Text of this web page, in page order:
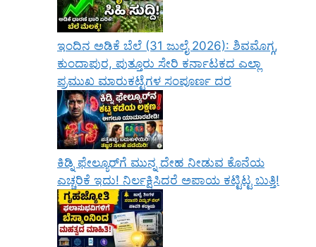
ಇಂದಿನ ಅಡಿಕೆ ಬೆಲೆ (31 ಜುಲೈ 2026): ಶಿವಮೊಗ್ಗ,
ಕುಂದಾಪುರ, ಪುತ್ತೂರು ಸೇರಿ ಕರ್ನಾಟಕದ ಎಲ್ಲಾ
ಪ್ರಮುಖ ಮಾರುಕಟ್ಟೆಗಳ ಸಂಪೂರ್ಣ ದರ
ಕಿಡ್ನಿ ಫೇಲ್ಯೂರ್‌ಗೆ ಮುನ್ನ ದೇಹ ನೀಡುವ ಕೊನೆಯ
ಎಚ್ಚರಿಕೆ ಇದು! ನಿರ್ಲಕ್ಷಿಸಿದರೆ ಅಪಾಯ ಕಟ್ಟಿಟ್ಟ ಬುತ್ತಿ!